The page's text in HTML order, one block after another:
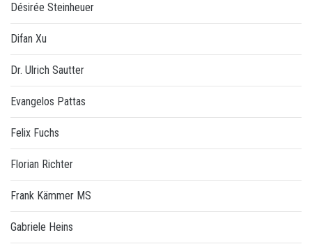
Désirée Steinheuer
Difan Xu
Dr. Ulrich Sautter
Evangelos Pattas
Felix Fuchs
Florian Richter
Frank Kämmer MS
Gabriele Heins